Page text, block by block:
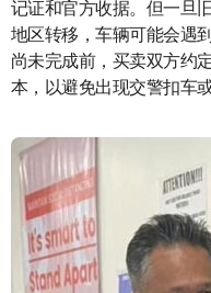
记证和官方收据。但一旦
地区转移，车辆可能会遇
尚未完成前，买卖双方约
本，以避免出现交警扣车